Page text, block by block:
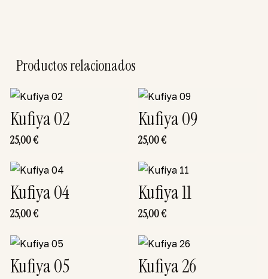
Productos relacionados
Kufiya 02
25,00€
Kufiya 09
25,00€
Kufiya 04
25,00€
Kufiya 11
25,00€
Kufiya 05 Kufiya 26